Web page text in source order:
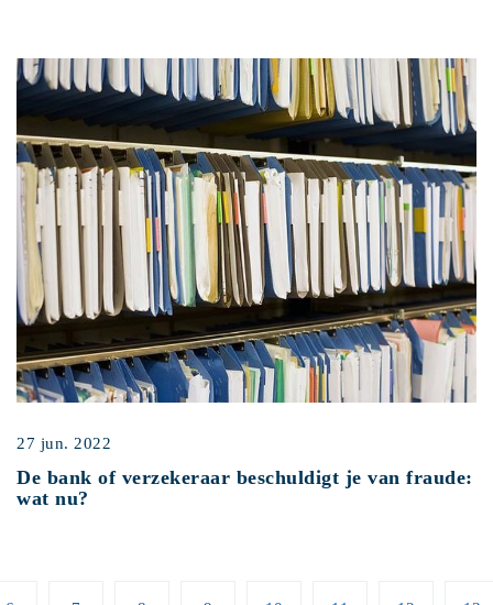
27 jun. 2022
De bank of verzekeraar beschuldigt je van fraude:
wat nu?